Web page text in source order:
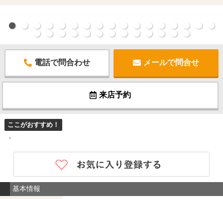
電話で問合わせ メールで問合せ
来店予約
ここがおすすめ！
-
基本情報